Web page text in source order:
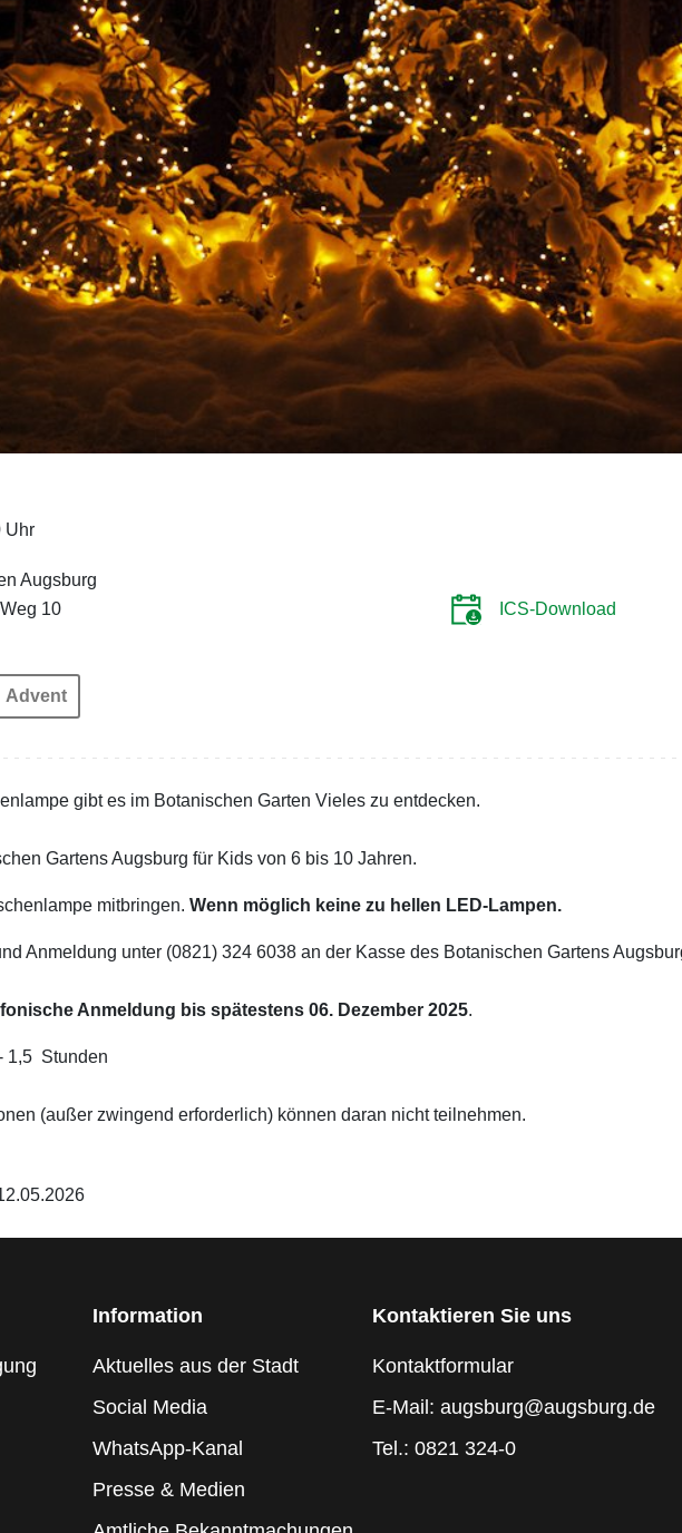
Uhr
Augsburg
10
ICS-Download
Advent
gibt es im Botanischen Garten Vieles zu entdecken.
Gartens Augsburg für Kids von 6 bis 10 Jahren.
mitbringen. Wenn möglich keine zu hellen LED-Lampen.
Anmeldung unter (0821) 324 6038 an der Kasse des Botanischen Gartens
Anmeldung bis spätestens 06. Dezember 2025.
1,5 Stunden
(außer zwingend erforderlich) können daran nicht teilnehmen.
Information
Aktuelles aus der Stadt
Social Media
WhatsApp-Kanal
Presse & Medien
Kontaktieren Sie uns
Kontaktformular
E-Mail: augsburg@augsburg.de
Tel.: 0821 324-0